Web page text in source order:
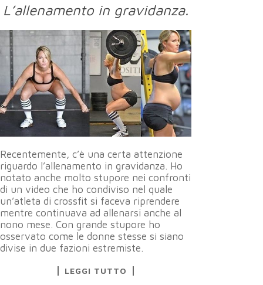
L’allenamento in gravidanza.
Recentemente, c’è una certa attenzione
riguardo l’allenamento in gravidanza. Ho
notato anche molto stupore nei confronti
di un video che ho condiviso nel quale
un’atleta di crossfit si faceva riprendere
mentre continuava ad allenarsi anche al
nono mese. Con grande stupore ho
osservato come le donne stesse si siano
divise in due fazioni estremiste.
LEGGI TUTTO